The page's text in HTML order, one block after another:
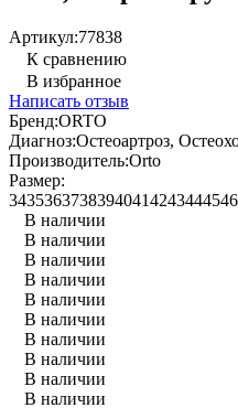
Артикул:77838
К сравнению
В избранное
Написать отзыв
Бренд:ORTO
Диагноз:Остеоартроз,
Производитель:Orto
Размер:
34353637383940414243444546
В наличии
В наличии
В наличии
В наличии
В наличии
В наличии
В наличии
В наличии
В наличии
В наличии